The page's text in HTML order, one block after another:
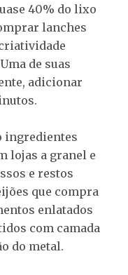
40% do lixo
lanches
de suas
adicionar
ingredientes
lojas a granel e
e restos
que compra
enlatados
com camada
do metal.